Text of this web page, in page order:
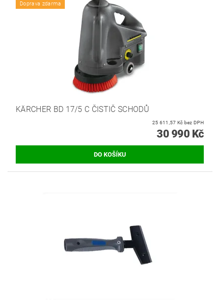
Doprava zdarma
KÄRCHER BD 17/5 C ČISTIČ SCHODŮ
25 611,57 Kč bez DPH
30 990 Kč